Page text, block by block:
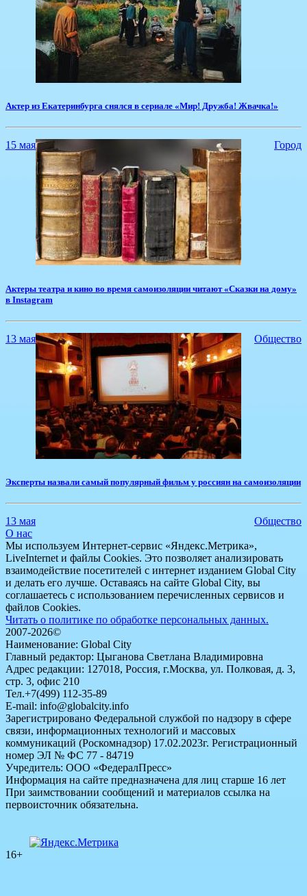
Актер из Екатеринбурга снялся в сериале «Мир! Дружба! Жвачка!»
15 мая Город
Актеры театра и кино во время самоизоляции читают «Сказки на дому»
в Instagram
13 мая Общество
Эксперты назвали самый популярный фильм у россиян на самоизоляции
13 мая
Общество
О нас
Мы используем Интернет-сервис «Яндекс.Метрика»,
LiveInternet и файлы Cookies. Это позволяет анализировать
взаимодействие посетителей с интернет изданием Global City
и делать его лучше. Оставаясь на сайте Global City, вы
соглашаетесь с использованием перечисленных сервисов и
файлов Cookies.
Читать о политике по обработке персональных данных.
2007-2026©
Наименование: Global City
Главный редактор: Цыганова Светлана Владимировна
Адрес редакции: 127018, Россия, г.Москва, ул. Полковая, д. 3,
стр. 3, офис 210
Тел.+7(499) 112-35-89
E-mail: info@globalcity.info
Зарегистрировано Федеральной службой по надзору в сфере
связи, информационных технологий и массовых
коммуникаций (Роскомнадзор) 17.02.2023г. Регистрационный
номер ЭЛ № ФС 77 - 84719
Учредитель: ООО «ФедералПресс»
Информация на сайте предназначена для лиц старше 16 лет
При заимствовании сообщений и материалов ссылка на
первоисточник обязательна.
16+